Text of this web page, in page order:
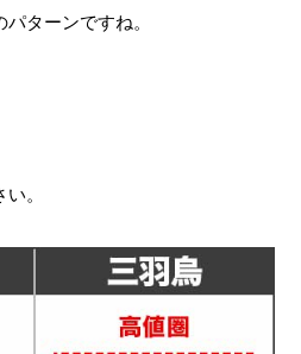
ターンですね。
。